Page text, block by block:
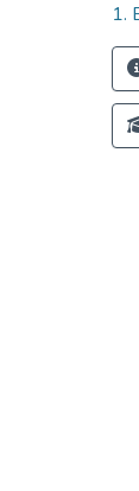
1.